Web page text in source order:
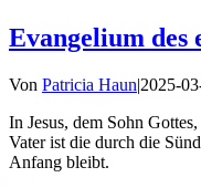
Evangelium des
Von Patricia Haun|2025-
In Jesus, dem Sohn
Vater ist die durch die
Anfang bleibt.